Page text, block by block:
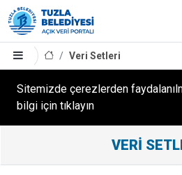
Veri Setleri
Sitemizde çerezlerden
bilgi için tıklayın
Sonuçları
VERI